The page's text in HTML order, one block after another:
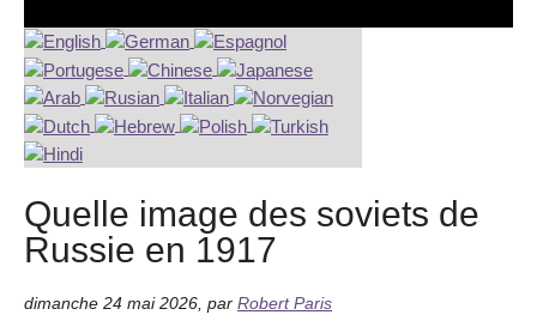
Quelle image des soviets de
Russie en 1917
dimanche 24 mai 2026 par Robert Paris